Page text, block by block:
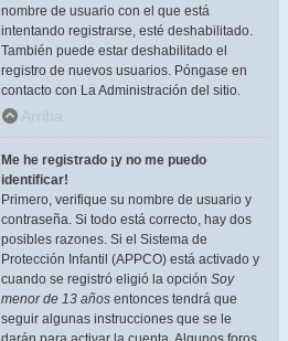
nombre de usuario con el que está
intentando registrarse, esté deshabilitado.
También puede estar deshabilitado el
registro de nuevos usuarios. Póngase en
contacto con La Administración del sitio.
Arriba
Me he registrado ¡y no me puedo
identificar!
Primero, verifique su nombre de usuario y
contraseña. Si todo está correcto, hay dos
posibles razones. Si el Sistema de
Protección Infantil (APPCO) está activado y
cuando se registró eligió la opción Soy
menor de 13 años entonces tendrá que
seguir algunas instrucciones que se le